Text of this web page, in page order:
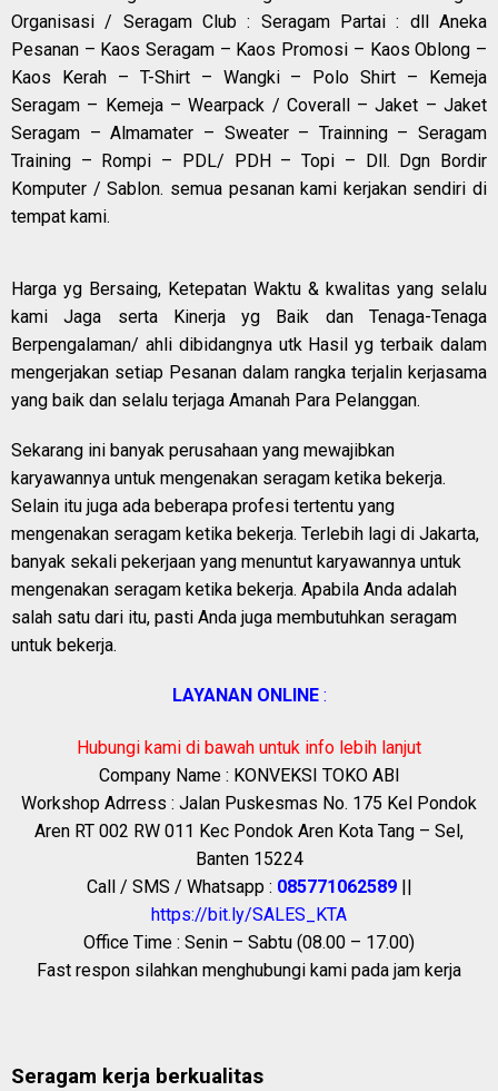
Organisasi / Seragam Club : Seragam Partai : dll Aneka
Pesanan – Kaos Seragam – Kaos Promosi – Kaos Oblong –
Kaos Kerah – T-Shirt – Wangki – Polo Shirt – Kemeja
Seragam – Kemeja – Wearpack / Coverall – Jaket – Jaket
Seragam – Almamater – Sweater – Trainning – Seragam
Training – Rompi – PDL/ PDH – Topi – Dll. Dgn Bordir
Komputer / Sablon. semua pesanan kami kerjakan sendiri di
tempat kami.
Harga yg Bersaing, Ketepatan Waktu & kwalitas yang selalu
kami Jaga serta Kinerja yg Baik dan Tenaga-Tenaga
Berpengalaman/ ahli dibidangnya utk Hasil yg terbaik dalam
mengerjakan setiap Pesanan dalam rangka terjalin kerjasama
yang baik dan selalu terjaga Amanah Para Pelanggan.
Sekarang ini banyak perusahaan yang mewajibkan
karyawannya untuk mengenakan seragam ketika bekerja.
Selain itu juga ada beberapa profesi tertentu yang
mengenakan seragam ketika bekerja. Terlebih lagi di Jakarta,
banyak sekali pekerjaan yang menuntut karyawannya untuk
mengenakan seragam ketika bekerja. Apabila Anda adalah
salah satu dari itu, pasti Anda juga membutuhkan seragam
untuk bekerja.
LAYANAN ONLINE:
Hubungi kami di bawah untuk info lebih lanjut
Company Name : KONVEKSI TOKO ABI
Workshop Adrress : Jalan Puskesmas No. 175 Kel Pondok
Aren RT 002 RW 011 Kec Pondok Aren Kota Tang – Sel,
Banten 15224
Call / SMS / Whatsapp : 085771062589||
https://bit.ly/SALES_KTA
Office Time : Senin – Sabtu (08.00 – 17.00)
Fast respon silahkan menghubungi kami pada jam kerja
Seragam kerja berkualitas